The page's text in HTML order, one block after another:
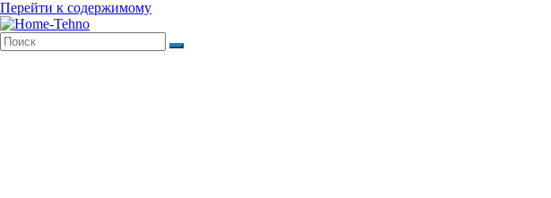
Перейти к содержимому